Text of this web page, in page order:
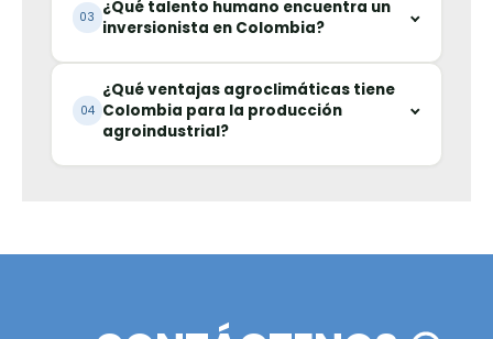
TECNOLOGÍAS E INDUSTRIAS
FACTORES CLAVE DE LOS